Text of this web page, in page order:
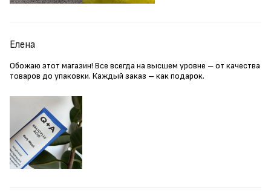
Елена
Обожаю этот магазин! Все всегда на высшем уровне – от качества
товаров до упаковки. Каждый заказ – как подарок.